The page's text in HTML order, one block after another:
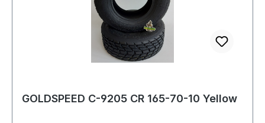
GOLDSPEED C-9205 CR 165-70-10 Yellow